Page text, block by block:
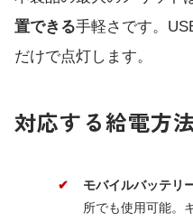
置できる手軽さです。
だけで点灯します。
対応する給電方
モバイルバッテリ
所でも使用可能。